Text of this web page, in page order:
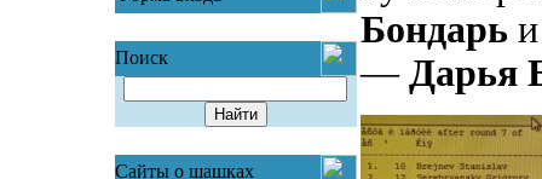
Поиск
Сайты о шашках
Бондарь
— Дарья